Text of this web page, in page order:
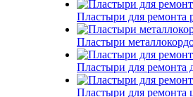
Пластыри для ремонта
Пластыри
Пластыри для ремонта
Пластыри для